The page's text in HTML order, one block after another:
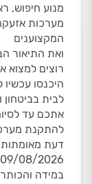
מנוע חיפוש,
המקצוענים
ואת התיאור
רוצים למצוא
היכנסו
לבית
09/08/2026.
במידה